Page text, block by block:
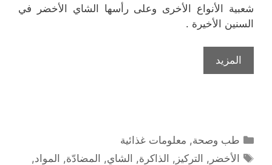
شعبية الأنواع الأخرى وعلى رأسها الشاي الأخضر في
السنين الأخيرة .
المزيد
التصنيفات
طب وصحة, معلومات غذائية
الوسوم
الأخضر , التركيز , الذاكرة, الشاي, المضادّة, المواد,